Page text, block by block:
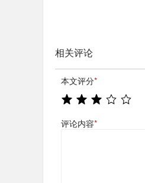
相关评论
本文评分*
评论内容*